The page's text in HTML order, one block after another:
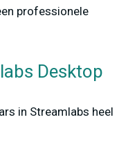
professionele
Desktop
in Streamlabs heel